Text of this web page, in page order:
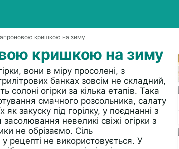
кришкою на зиму
кришкою на зиму
вони в міру просолені, з
банках зовсім не складний,
солоні огірки за кілька етапів. Така
смачного розсольника, салату
закуску під горілку, у поєднанні з
невеликі свіжі огірки з
не обрізаємо. Сіль
рецепті не використовується. У